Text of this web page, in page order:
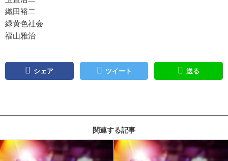
織田裕二
緑黄色社会
福山雅治
シェア ツイート 送る
関連する記事
記事を読む